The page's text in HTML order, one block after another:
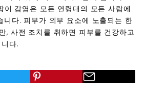
이 감염은 모든 연령대의 모든 사람에
니다. 피부가 외부 요소에 노출되는 한
, 사전 조치를 취하면 피부를 건강하고
다.